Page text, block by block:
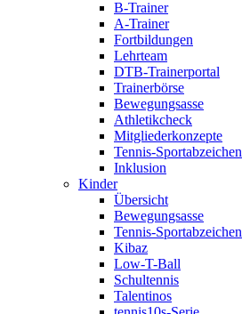
B-Trainer
A-Trainer
Fortbildungen
Lehrteam
DTB-Trainerportal
Trainerbörse
Bewegungsasse
Athletikcheck
Mitgliederkonzepte
Tennis-Sportabzeichen
Inklusion
Kinder
Übersicht
Bewegungsasse
Tennis-Sportabzeichen
Kibaz
Low-T-Ball
Schultennis
Talentinos